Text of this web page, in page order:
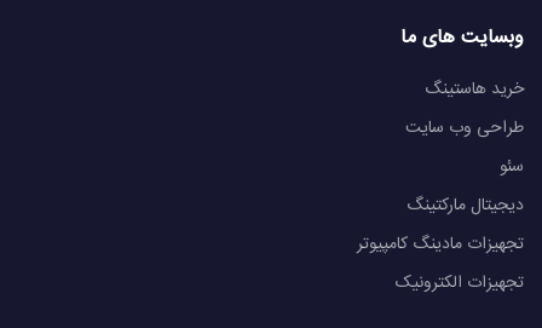
وبسایت های ما
خرید هاستینگ
طراحی وب سایت
سئو
دیجیتال مارکتینگ
تجهیزات مادینگ کامپیوتر
تجهیزات الکترونیک